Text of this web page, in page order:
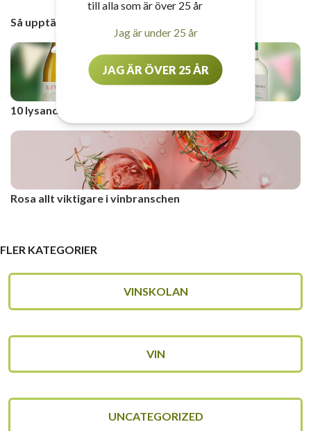
Så upptäcker du om vinet är förfalskat
10 lysande vinfavoriter på Systembolaget
Rosa allt viktigare i vinbranschen
FLER KATEGORIER
VINSKOLAN
VIN
UNCATEGORIZED
till alla som är över 25 år
Jag är under 25 år
JAG ÄR ÖVER 25 ÅR